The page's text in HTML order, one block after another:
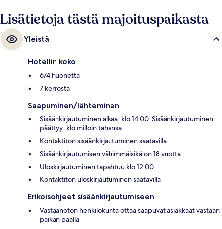
Lisätietoja tästä majoituspaikasta
Yleistä
Hotellin koko
674 huonetta
7 kerrosta
Saapuminen/lähteminen
Sisäänkirjautuminen alkaa: klo 14.00. Sisäänkirjautuminen
päättyy: klo milloin tahansa.
Kontaktiton sisäänkirjautuminen saatavilla
Sisäänkirjautumisen vähimmäisikä on 18 vuotta
Uloskirjautuminen tapahtuu klo 12.00
Kontaktiton uloskirjautuminen saatavilla
Erikoisohjeet sisäänkirjautumiseen
Vastaanoton henkilökunta ottaa saapuvat asiakkaat vastaan
paikan päällä